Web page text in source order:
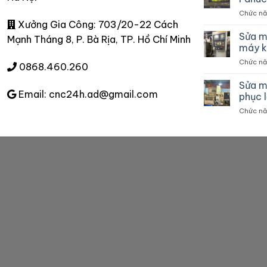
Xưởng Gia Công: 703/20-22 Cách
Mạnh Tháng 8, P. Bà Rịa, TP. Hồ Chí Minh
0868.460.260
Email: cnc24h.ad@gmail.com
Chức
Sửa
máy
Chức
Sửa
phục
Chức